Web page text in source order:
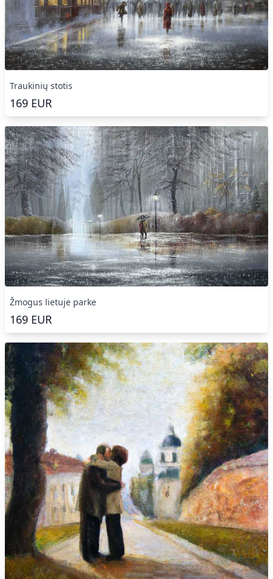
Traukinių stotis
169 EUR
Žmogus lietuje parke
169 EUR